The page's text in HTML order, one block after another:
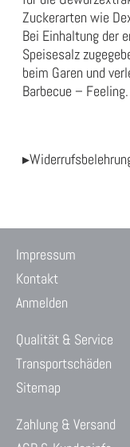
Zuckerarten wie
Bei Einhaltung der
Speisesalz
beim Garen und
Barbecue – Feeling.
Impressum
Kontakt
Anmelden
Qualität & Service
Transportschäden
Sitemap
Zahlung & Versand